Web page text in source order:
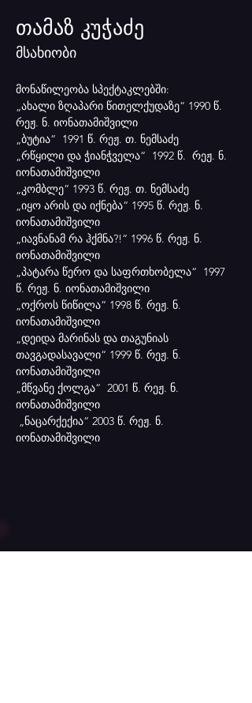
თამაზ კუჭაძე
მსახიობი
მონაწილეობა სპექტაკლებში:
„ახალი ზღაპარი წითელქუდაზე“ 1990 წ.
რეჟ. ნ. იონათამიშვილი
„ბუტია“  1991 წ. რეჟ. თ. ნემსაძე
„რწყილი და ჭიანჭველა“  1992 წ.  რეჟ. ნ.
იონათამიშვილი
„კომბლე“ 1993 წ. რეჟ. თ. ნემსაძე
„იყო არის და იქნება“ 1995 წ. რეჟ. ნ.
იონათამიშვილი
„იავნანამ რა ჰქმნა?!“ 1996 წ. რეჟ. ნ.
იონათამიშვილი
„პატარა წერო და საფრთხობელა“  1997
წ. რეჟ. ნ. იონათამიშვილი
„ოქროს წიწილა“ 1998 წ. რეჟ. ნ.
იონათამიშვილი
„დეიდა მარინას და თაგუნიას
თავგადასავალი“ 1999 წ. რეჟ. ნ.
იონათამიშვილი
„მწვანე ქოლგა“  2001 წ. რეჟ. ნ.
იონათამიშვილი
„ნაცარქექია“ 2003 წ. რეჟ. ნ.
იონათამიშვილი